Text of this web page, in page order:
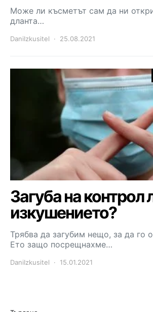
Може ли късметът сам да ни
дланта…
DaniIzkusitel 25.08.2021
Загуба на контрол
изкушението?
Трябва да загубим нещо, за да го
Ето защо посрещнахме…
DaniIzkusitel 15.01.2021